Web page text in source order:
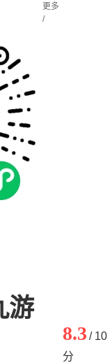
更多
/
游
8.3 / 10
分